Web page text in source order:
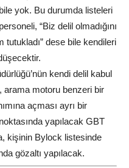
yok. Bu durumda listeleri
“Biz delil olmadığını
tutukladı” dese bile kendileri
kendi delil kabul
arama motoru benzeri bir
açması ayrı bir
yapılacak GBT
kişinin Bylock listesinde
gözaltı yapılacak.